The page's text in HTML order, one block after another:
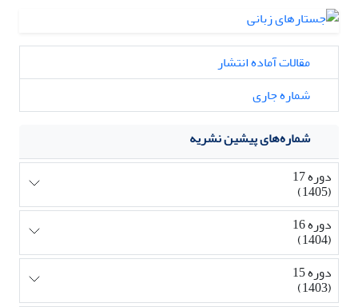
مقالات آماده انتشار
شماره جاری
شماره‌های پیشین نشریه
دوره 17
(1405)
دوره 16
(1404)
دوره 15
(1403)